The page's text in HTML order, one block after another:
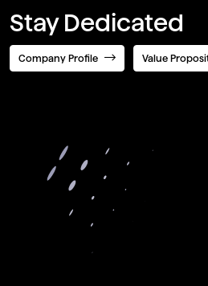
Stay Dedicated
Company Profile Value